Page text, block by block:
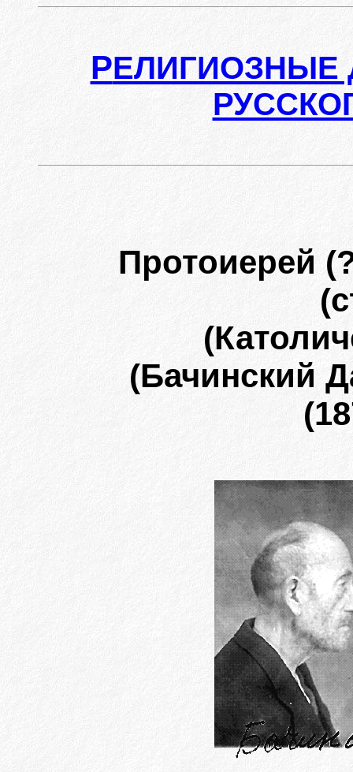
РЕЛИГИОЗНЫЕ
Протоиерей
(Бачинский